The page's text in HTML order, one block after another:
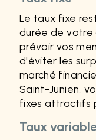
Le taux fixe
durée de votre
prévoir vos
d'éviter les
marché
Saint-Junien,
fixes attractifs
Taux